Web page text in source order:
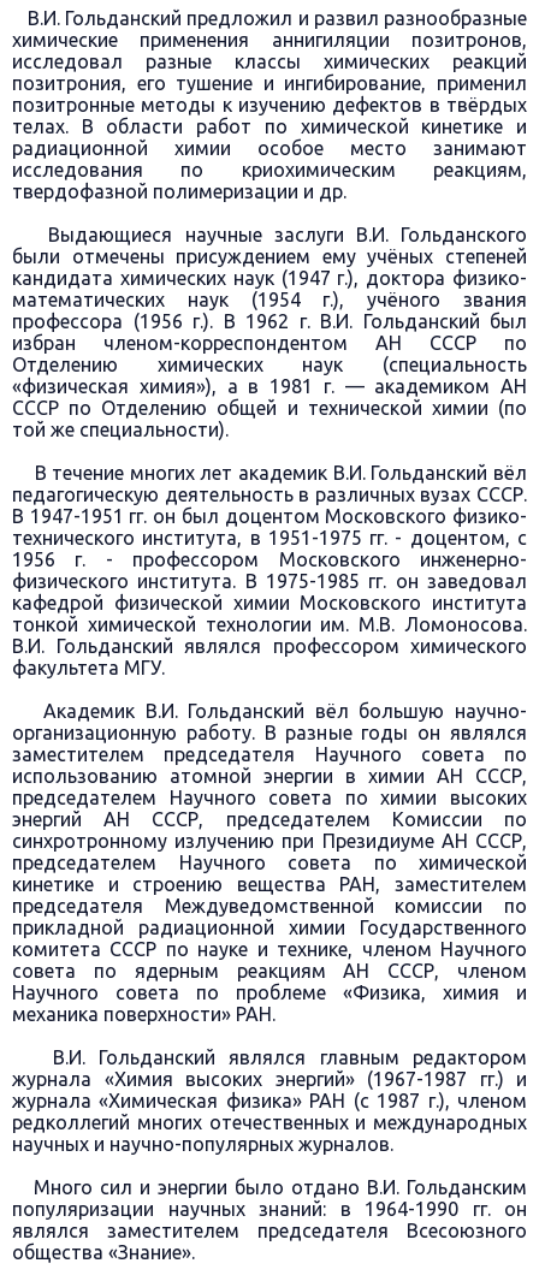
В.И. Гольданский предложил и развил разнообразные
химические применения аннигиляции позитронов,
исследовал разные классы химических реакций
позитрония, его тушение и ингибирование, применил
позитронные методы к изучению дефектов в твёрдых
телах. В области работ по химической кинетике и
радиационной химии особое место занимают
исследования по криохимическим реакциям,
твердофазной полимеризации и др.
Выдающиеся научные заслуги В.И. Гольданского
были отмечены присуждением ему учёных степеней
кандидата химических наук (1947 г.), доктора физико-
математических наук (1954 г.), учёного звания
профессора (1956 г.). В 1962 г. В.И. Гольданский был
избран членом-корреспондентом АН СССР по
Отделению химических наук (специальность
«физическая химия»), а в 1981 г. — академиком АН
СССР по Отделению общей и технической химии (по
той же специальности).
В течение многих лет академик В.И. Гольданский вёл
педагогическую деятельность в различных вузах СССР.
В 1947-1951 гг. он был доцентом Московского физико-
технического института, в 1951-1975 гг. - доцентом, с
1956 г. - профессором Московского инженерно-
физического института. В 1975-1985 гг. он заведовал
кафедрой физической химии Московского института
тонкой химической технологии им. М.В. Ломоносова.
В.И. Гольданский являлся профессором химического
факультета МГУ.
Академик В.И. Гольданский вёл большую научно-
организационную работу. В разные годы он являлся
заместителем председателя Научного совета по
использованию атомной энергии в химии АН СССР,
председателем Научного совета по химии высоких
энергий АН СССР, председателем Комиссии по
синхротронному излучению при Президиуме АН СССР,
председателем Научного совета по химической
кинетике и строению вещества РАН, заместителем
председателя Междуведомственной комиссии по
прикладной радиационной химии Государственного
комитета СССР по науке и технике, членом Научного
совета по ядерным реакциям АН СССР, членом
Научного совета по проблеме «Физика, химия и
механика поверхности» РАН.
В.И. Гольданский являлся главным редактором
журнала «Химия высоких энергий» (1967-1987 гг.) и
журнала «Химическая физика» РАН (с 1987 г.), членом
редколлегий многих отечественных и международных
научных и научно-популярных журналов.
Много сил и энергии было отдано В.И. Гольданским
популяризации научных знаний: в 1964-1990 гг. он
являлся заместителем председателя Всесоюзного
общества «Знание».